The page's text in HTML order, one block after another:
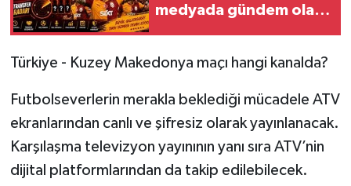
medyada gündem olan
Türkiye - Kuzey Makedonya maçı hangi kanalda?
Futbolseverlerin merakla beklediği mücadele ATV
ekranlarından canlı ve şifresiz olarak yayınlanacak.
Karşılaşma televizyon yayınının yanı sıra ATV’nin
dijital platformlarından da takip edilebilecek.